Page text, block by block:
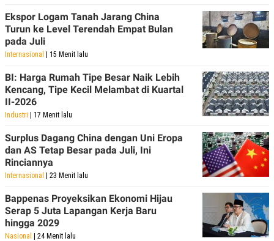
K
G
M
D
A
.
D
SITEMAPPROFILETERM
USE
PEMBERITAAN
SIBER
PRIVACY
POLICY
Ekspor Logam Tanah Jarang China
Turun ke Level Terendah Empat Bulan
pada Juli
Internasional | 15 Menit lalu
BI: Harga Rumah Tipe Besar Naik Lebih
Kencang, Tipe Kecil Melambat di Kuartal
II-2026
Industri | 17 Menit lalu
Surplus Dagang China dengan Uni Eropa
dan AS Tetap Besar pada Juli, Ini
Rinciannya
Internasional | 23 Menit lalu
Bappenas Proyeksikan Ekonomi Hijau
Serap 5 Juta Lapangan Kerja Baru
hingga 2029
Nasional | 24 Menit lalu